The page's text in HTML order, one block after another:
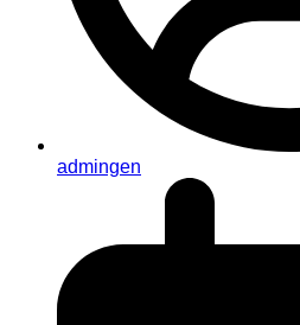
admingen